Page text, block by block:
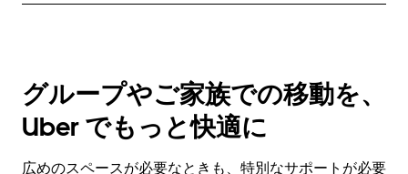
グループやご家族での移動を、
Uber でもっと快適に
広めのスペースが必要なときも、特別なサポートが必要